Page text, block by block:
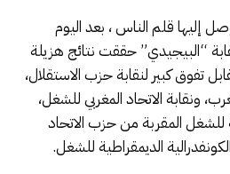
إليها قلم الناس ، بعد اليوم
“البيجيدي” حققت نتائج هزيلة
تفوق كبير لنقابة حزب الاستقلال،
ونقابة الاتحاد المغربي للشغل،
للشغل المقربة من حزب الاتحاد
الديمقراطية للشغل.